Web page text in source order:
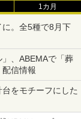
1カ月
。全5種で8月下
、ABEMAで「葬
信情報
をモチーフにした